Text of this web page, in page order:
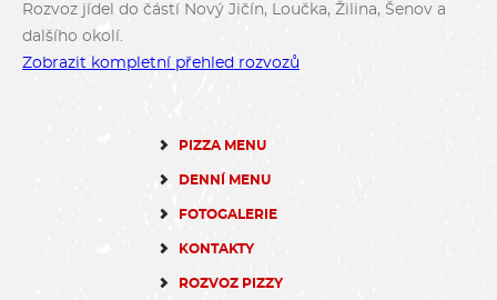
Rozvoz jídel do částí Nový Jičín, Loučka, Žilina, Šenov a
dalšího okolí.
Zobrazit kompletní přehled rozvozů
PIZZA MENU
DENNÍ MENU
FOTOGALERIE
KONTAKTY
ROZVOZ PIZZY